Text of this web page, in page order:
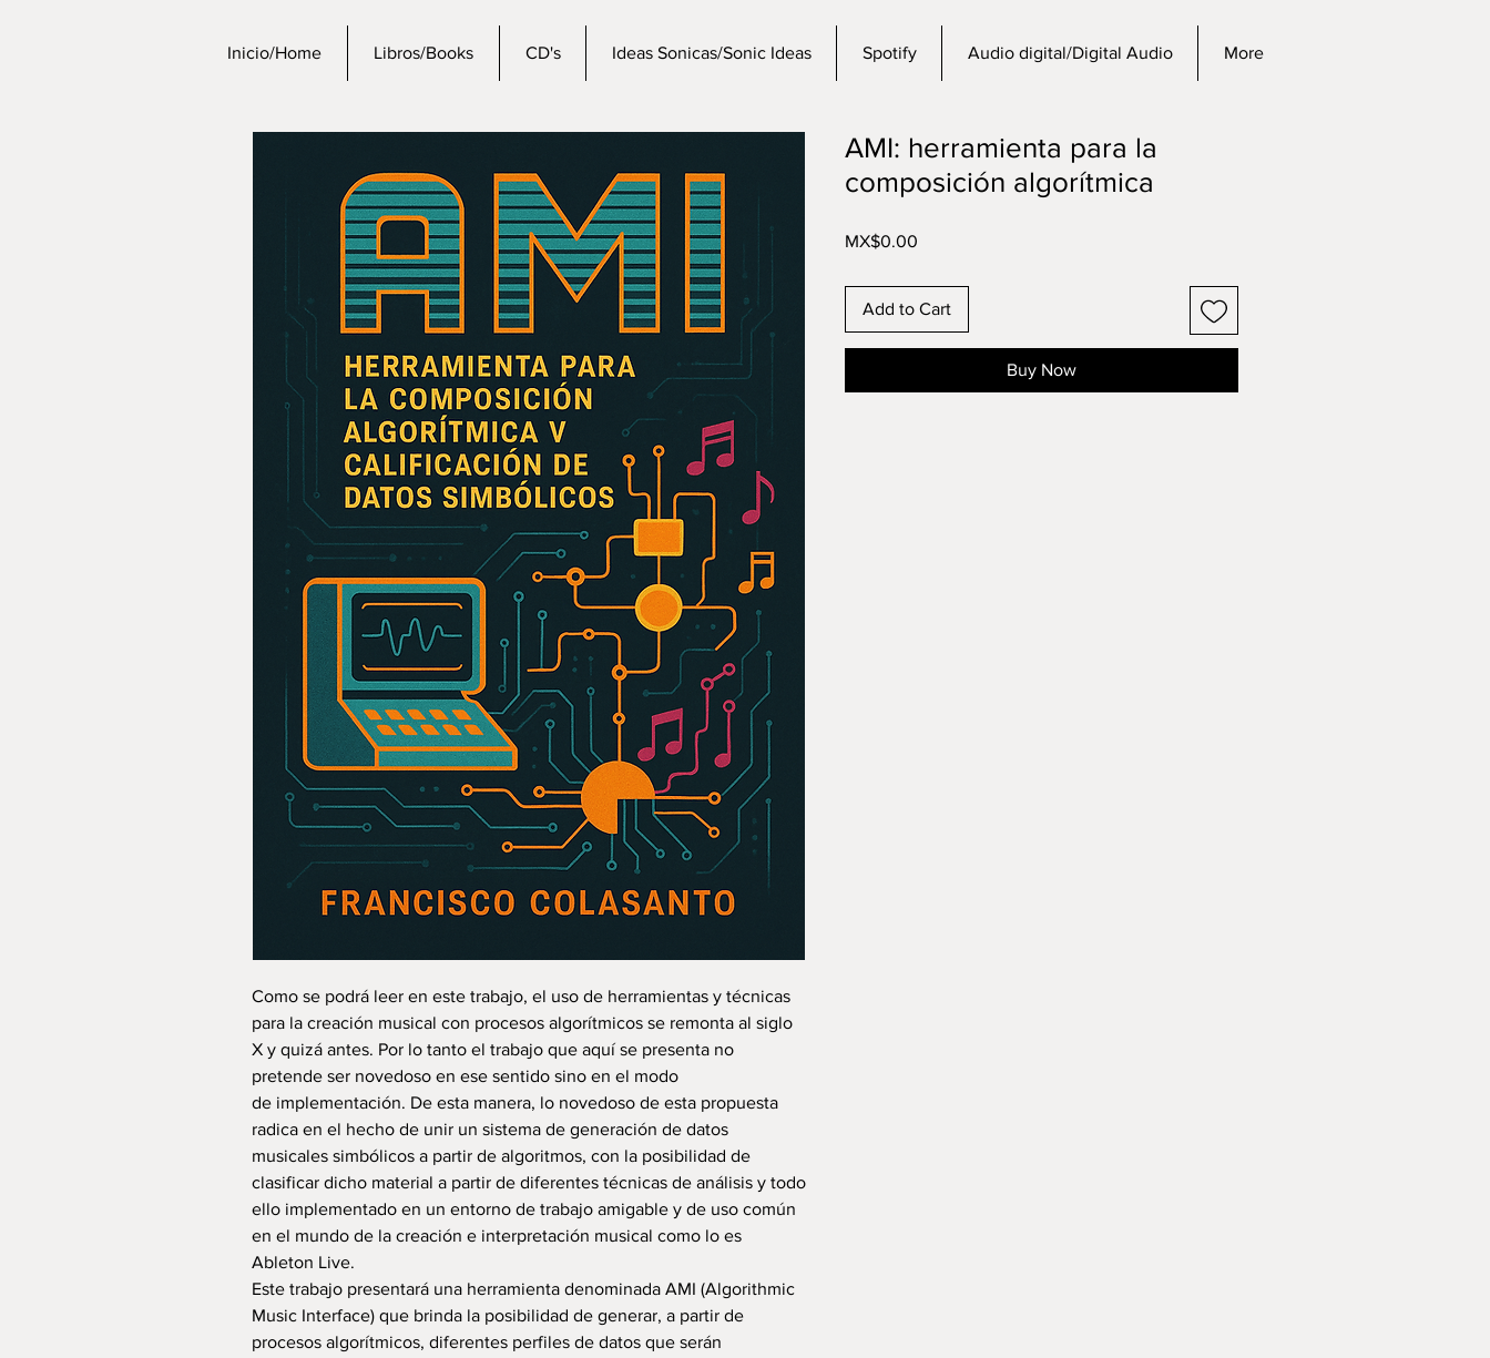
Inicio/Home Libros/Books CD's Ideas Sonicas/Sonic Ideas Spotify Audio digital/Digital Audio More
Como se podrá leer en este trabajo, el uso de herramientas y técnicas
para la creación musical con procesos algorítmicos se remonta al siglo
X y quizá antes. Por lo tanto el trabajo que aquí se presenta no
pretende ser novedoso en ese sentido sino en el modo
de implementación. De esta manera, lo novedoso de esta propuesta
radica en el hecho de unir un sistema de generación de datos
musicales simbólicos a partir de algoritmos, con la posibilidad de
clasificar dicho material a partir de diferentes técnicas de análisis y todo
ello implementado en un entorno de trabajo amigable y de uso común
en el mundo de la creación e interpretación musical como lo es
Ableton Live.
Este trabajo presentará una herramienta denominada AMI (Algorithmic
Music Interface) que brinda la posibilidad de generar, a partir de
procesos algorítmicos, diferentes perfiles de datos que serán
AMI: herramienta para la
composición algorítmica
MX$0.00
Add to Cart
Buy Now